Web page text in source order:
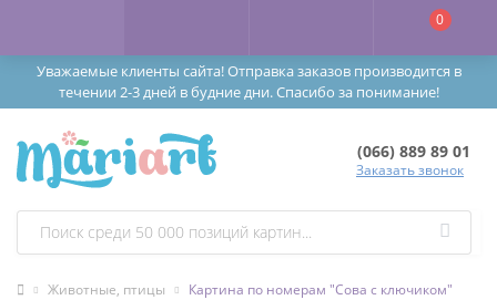
Уважаемые клиенты сайта! Отправка заказов производится в
течении 2-3 дней в будние дни. Спасибо за понимание!
0
(066) 889 89 01
Заказать звонок
Животные, птицы Картина по номерам "Сова с ключиком"